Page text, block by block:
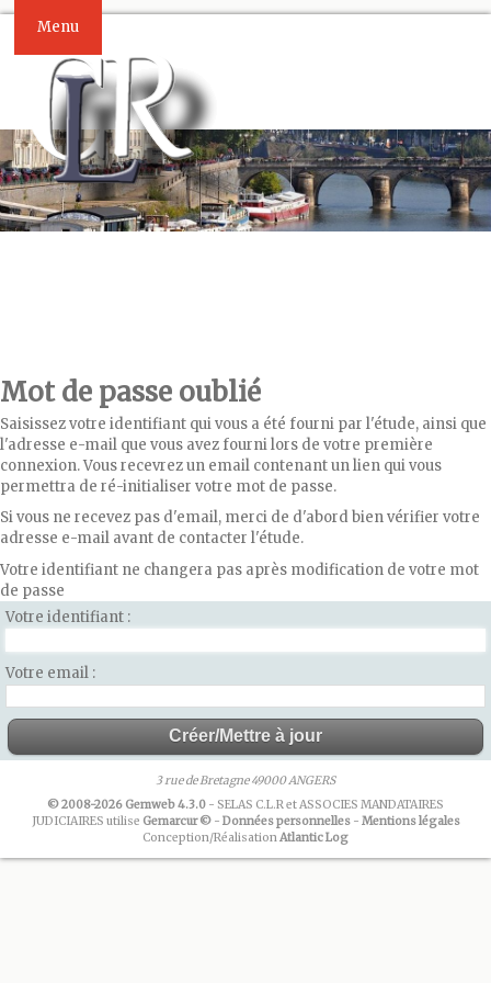
Menu
Mot de passe oublié
Saisissez votre identifiant qui vous a été fourni par l'étude, ainsi que
l'adresse e-mail que vous avez fourni lors de votre première
connexion. Vous recevrez un email contenant un lien qui vous
permettra de ré-initialiser votre mot de passe.
Si vous ne recevez pas d'email, merci de d'abord bien vérifier votre
adresse e-mail avant de contacter l'étude.
Votre identifiant ne changera pas après modification de votre mot
de passe
Votre identifiant
Votre email
3 rue de Bretagne 49000 ANGERS
© 2008-2026 Gemweb 4.3.0 - SELAS C.L.R et ASSOCIES MANDATAIRES
JUDICIAIRES utilise Gemarcur ©- Données personnelles- Mentions légales
Conception/RéalisationAtlantic Log